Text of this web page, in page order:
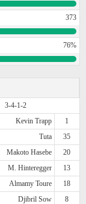
373
76%
3-4-1-2
Kevin Trapp
1
Tuta
35
Makoto Hasebe
20
M. Hinteregger
13
Almamy Toure
18
Djibril Sow
8